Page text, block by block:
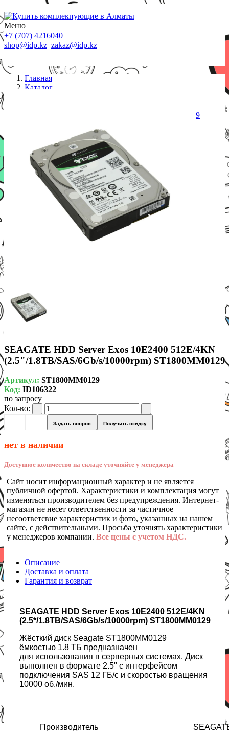
Меню
+7 (707) 4216040
shop@idp.kz zakaz@idp.kz
Главная
Каталог
(2.5*/1.8TB/SAS/6Gb/s/10000rpm) ST1800MM0129
SEAGATE HDD Server Exos 10E2400 512E/4KN
(2.5"/1.8TB/SAS/6Gb/s/10000rpm) ST1800MM0129
Артикул: ST1800MM0129
Код: ID106322
по запросу
Кол-во:
Задать вопрос Получить скидку
нет в наличии
Доступное количество на складе уточняйте у менеджера
Сайт носит информационный характер и не является
публичной офертой. Характеристики и комплектация могут
изменяться производителем без предупреждения. Интернет-
магазин не несет ответственности за частичное
несоответсвие характеристик и фото, указанных на нашем
сайте, с действительными. Просьба уточнять характеристики
у менеджеров компании. Все цены с учетом НДС.
Описание
Доставка и оплата
Гарантия и возврат
SEAGATE HDD Server Exos 10E2400 512E/4KN
(2.5*/1.8TB/SAS/6Gb/s/10000rpm) ST1800MM0129
Жёсткий диск Seagate ST1800MM0129
ёмкостью 1.8 ТБ предназначен
для использования в серверных системах. Диск
выполнен в формате 2.5" с интерфейсом
подключения SAS 12 ГБ/с и скоростью вращения
10000 об./мин.
Производитель